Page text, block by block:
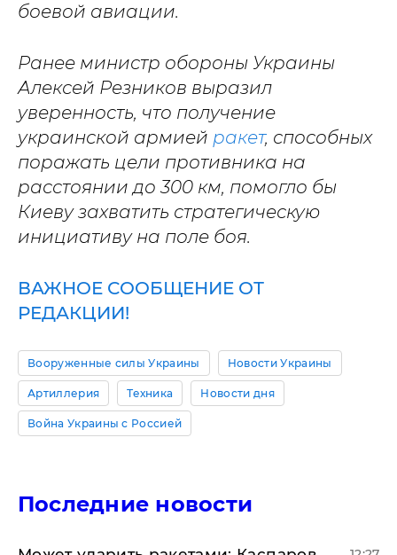
боевой авиации.
Ранее министр обороны Украины
Алексей Резников выразил
уверенность, что получение
украинской армией ракет, способных
поражать цели противника на
расстоянии до 300 км, помогло бы
Киеву захватить стратегическую
инициативу на поле боя.
ВАЖНОЕ СООБЩЕНИЕ ОТ
РЕДАКЦИИ!
Вооруженные силы Украины Новости Украины
Артиллерия Техника Новости дня
Война Украины с Россией
Последние новости